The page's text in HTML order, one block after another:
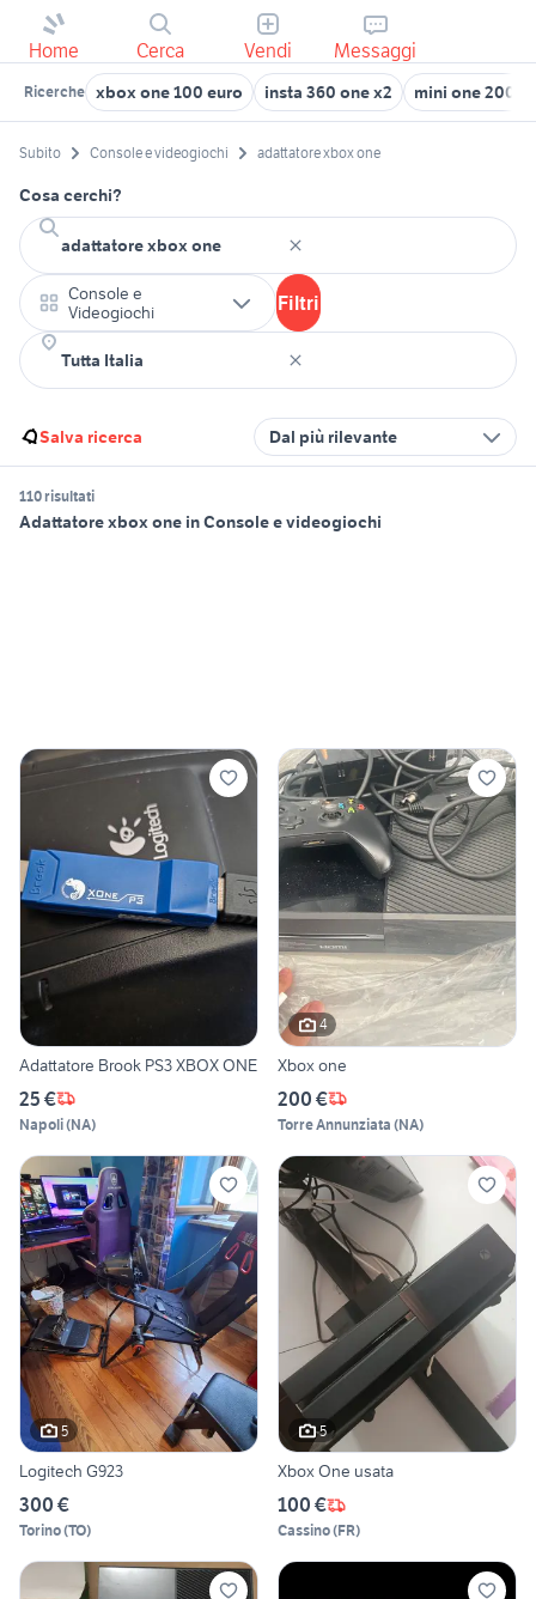
Home Cerca Vendi Messaggi
Ricerche xbox one 100 euro insta 360 one x2 mini one 2005
Subito Console e videogiochi adattatore xbox one
Cosa cerchi?
Console e
Videogiochi
Filtri
Salva ricerca Dal più rilevante
110 risultati
Adattatore xbox one in Console e videogiochi
Adattatore Brook PS3 XBOX ONE
25 €
Napoli(NA)
4
Xbox one
200 €
Torre Annunziata (NA)
5
Logitech G923
300 €
Torino(TO)
5
Xbox One usata
100 €
Cassino(FR)